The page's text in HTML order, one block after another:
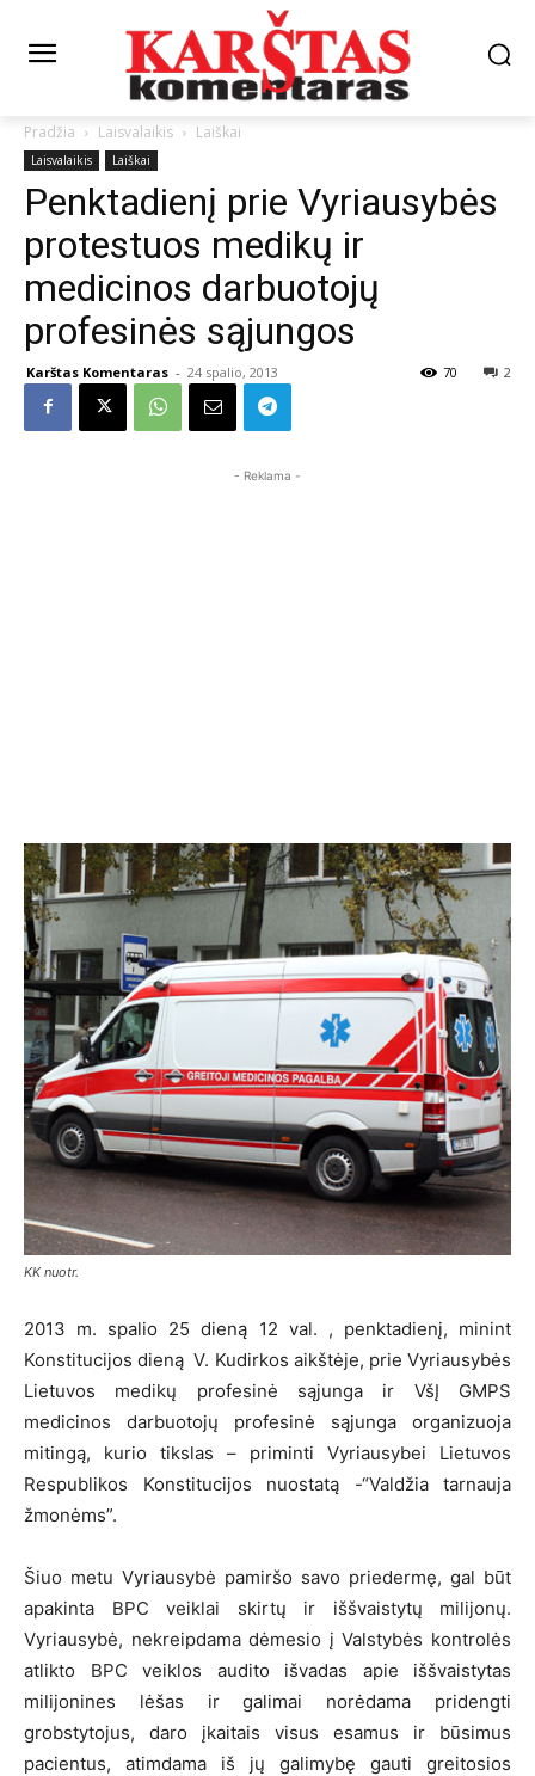
Pradžia Laisvalaikis Laiškai
Laisvalaikis Laiškai
Penktadienį prie Vyriausybės
protestuos medikų ir
medicinos darbuotojų
profesinės sąjungos
Karštas Komentaras - 24 spalio, 2013 2
70
- Reklama -
KK nuotr.
2013 m. spalio 25 dieną 12 val. , penktadienį, minint
Konstitucijos dieną V. Kudirkos aikštėje, prie Vyriausybės
Lietuvos medikų profesinė sąjunga ir VšĮ GMPS
medicinos darbuotojų profesinė sąjunga organizuoja
mitingą, kurio tikslas – priminti Vyriausybei Lietuvos
Respublikos Konstitucijos nuostatą -“Valdžia tarnauja
žmonėms”.
Šiuo metu Vyriausybė pamiršo savo priedermę, gal būt
apakinta BPC veiklai skirtų ir iššvaistytų milijonų.
Vyriausybė, nekreipdama dėmesio į Valstybės kontrolės
atlikto BPC veiklos audito išvadas apie iššvaistytas
milijonines lėšas ir galimai norėdama pridengti
grobstytojus, daro įkaitais visus esamus ir būsimus
pacientus, atimdama iš jų galimybę gauti greitosios